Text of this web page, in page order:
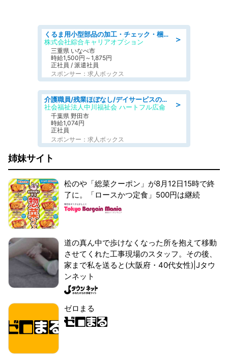
＞
くるま用小型部品の加工・チェック・梱包/好条件
株式会社綜合キャリアオプション
三重県 いなべ市
時給1,500円～1,875円
正社員 / 派遣社員
スポンサー：求人ボックス
＞
介護職員/残業ほぼなし/デイサービスの介護士
社会福祉法人中川福祉会 ハートフル広侖
千葉県 野田市
時給1,074円
正社員
スポンサー：求人ボックス
姉妹サイト
松のや「総菜クーポン」が8月12日15時で終
了に。「ロースかつ定食」500円は継続
道の真ん中で歩けなくなった所を抱えて移動
させてくれた工事現場のスタッフ。その後、
家まで私を送ると(大阪府・40代女性)|Jタウ
ンネット
ゼロまる